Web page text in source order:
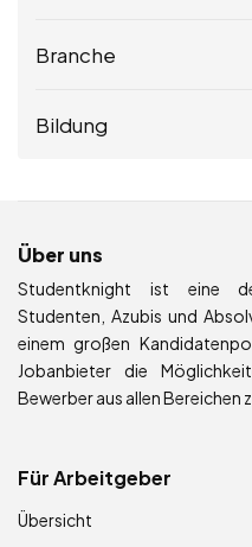
Branche
Bildung
Über uns
Studentknight ist eine
Studenten, Azubis und
einem großen
Jobanbieter die
Bewerber aus allen Bereichen
Für Arbeitgeber
Übersicht